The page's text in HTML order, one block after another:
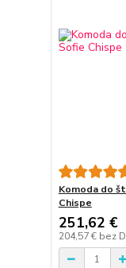
Komoda do
Chispe
251,62 €
204,57 € bez